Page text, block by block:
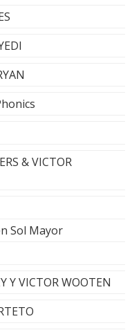
& VICTOR
Sol Mayor
Y VICTOR WOOTEN